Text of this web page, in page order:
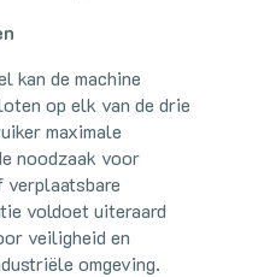
kan de machine
op elk van de drie
maximale
noodzaak voor
voldoet uiteraard
veiligheid en
omgeving.